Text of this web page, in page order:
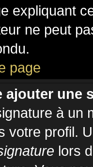
expliquant
ne peut
page
ajouter une
à un
votre profil.
lors